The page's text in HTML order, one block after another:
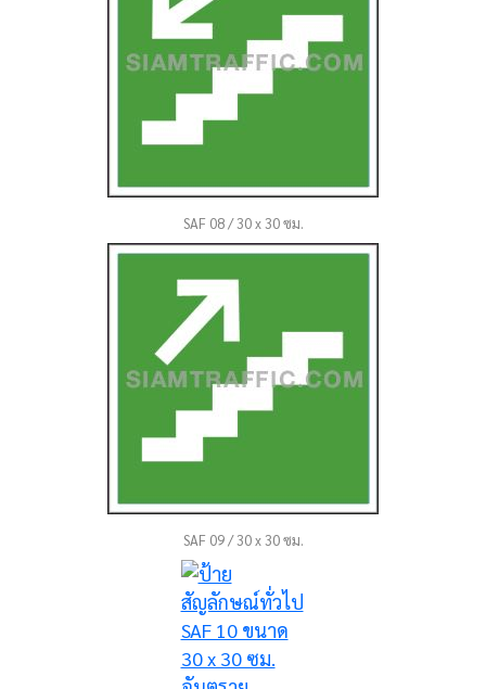
SAF 08 / 30 x 30 ซม.
SAF 09 / 30 x 30 ซม.